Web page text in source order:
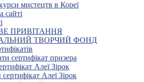
мистецтв в Кореї
сайті
ПРИВІТАННЯ
ТВОРЧИЙ ФОНД
сертифікат призера
Алеї Зірок
Алеї Зірок